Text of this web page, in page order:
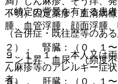
（特定の背景を有する患
（合併症・既往歴等のある
９．１．１． 本人又は
ん麻疹等のアレルギー症
者。
不明）固定薬疹、血清病
腫、血管浮腫、顔面浮腫、
２）． 腎臓：（０．１
ニン上昇、血尿、（頻度
３）． 肝臓：（０．１〜